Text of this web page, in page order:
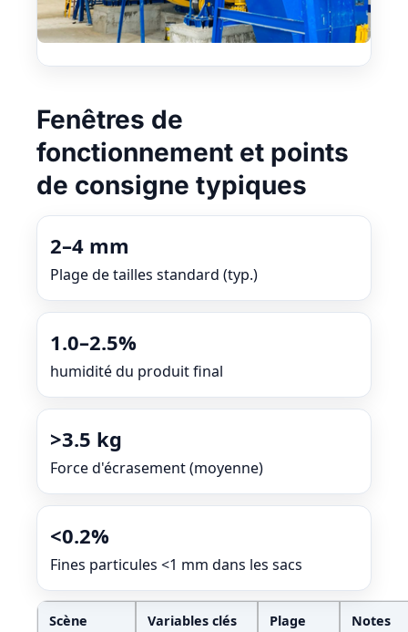
Fenêtres de
fonctionnement et points
de consigne typiques
2–4 mm
Plage de tailles standard (typ.)
1.0–2.5%
humidité du produit final
>3.5 kg
Force d'écrasement (moyenne)
<0.2%
Fines particules <1 mm dans les sacs
Scène Variables clés
Plage
Notes